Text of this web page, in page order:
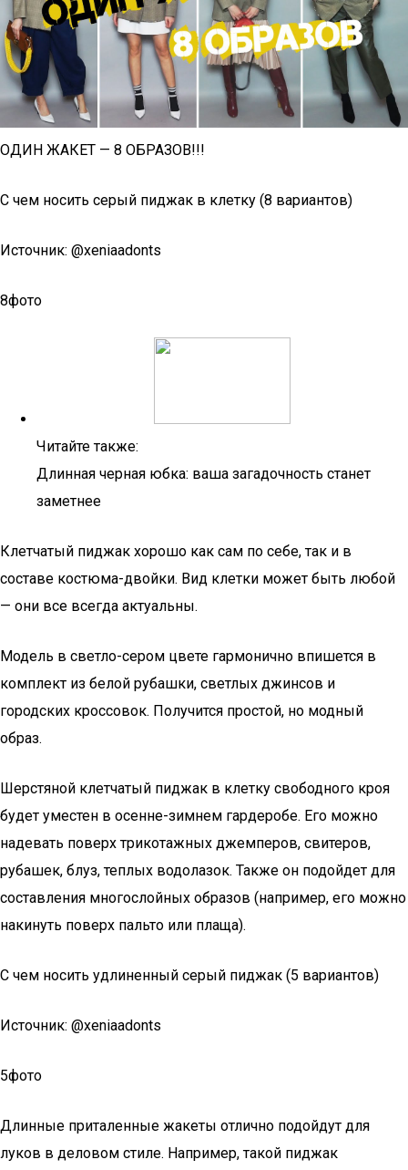
ОДИН ЖАКЕТ — 8 ОБРАЗОВ!!!
С чем носить серый пиджак в клетку (8 вариантов)
Источник: @xeniaadonts
8фото
Читайте также:
Длинная черная юбка: ваша загадочность станет
заметнее
Клетчатый пиджак хорошо как сам по себе, так и в
составе костюма-двойки. Вид клетки может быть любой
— они все всегда актуальны.
Модель в светло-сером цвете гармонично впишется в
комплект из белой рубашки, светлых джинсов и
городских кроссовок. Получится простой, но модный
образ.
Шерстяной клетчатый пиджак в клетку свободного кроя
будет уместен в осенне-зимнем гардеробе. Его можно
надевать поверх трикотажных джемперов, свитеров,
рубашек, блуз, теплых водолазок. Также он подойдет для
составления многослойных образов (например, его можно
накинуть поверх пальто или плаща).
С чем носить удлиненный серый пиджак (5 вариантов)
Источник: @xeniaadonts
5фото
Длинные приталенные жакеты отлично подойдут для
луков в деловом стиле. Например, такой пиджак